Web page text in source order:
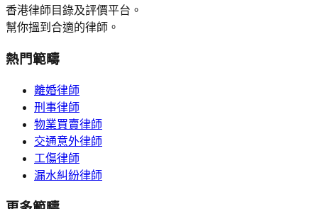
香港律師目錄及評價平台。
幫你搵到合適的律師。
熱門範疇
離婚律師
刑事律師
物業買賣律師
交通意外律師
工傷律師
漏水糾紛律師